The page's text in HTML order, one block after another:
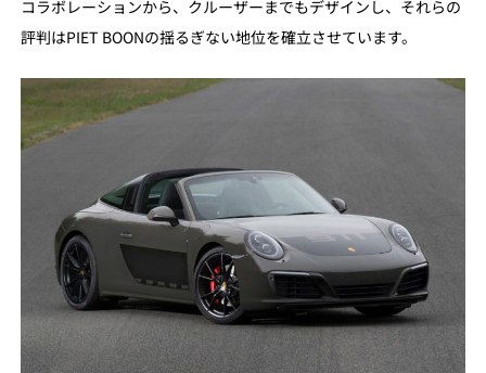
コラボレーションから、クルーザーまでもデザインし、それらの
評判はPIET BOONの揺るぎない地位を確立させています。